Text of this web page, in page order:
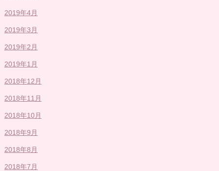
2019年4月
2019年3月
2019年2月
2019年1月
2018年12月
2018年11月
2018年10月
2018年9月
2018年8月
2018年7月